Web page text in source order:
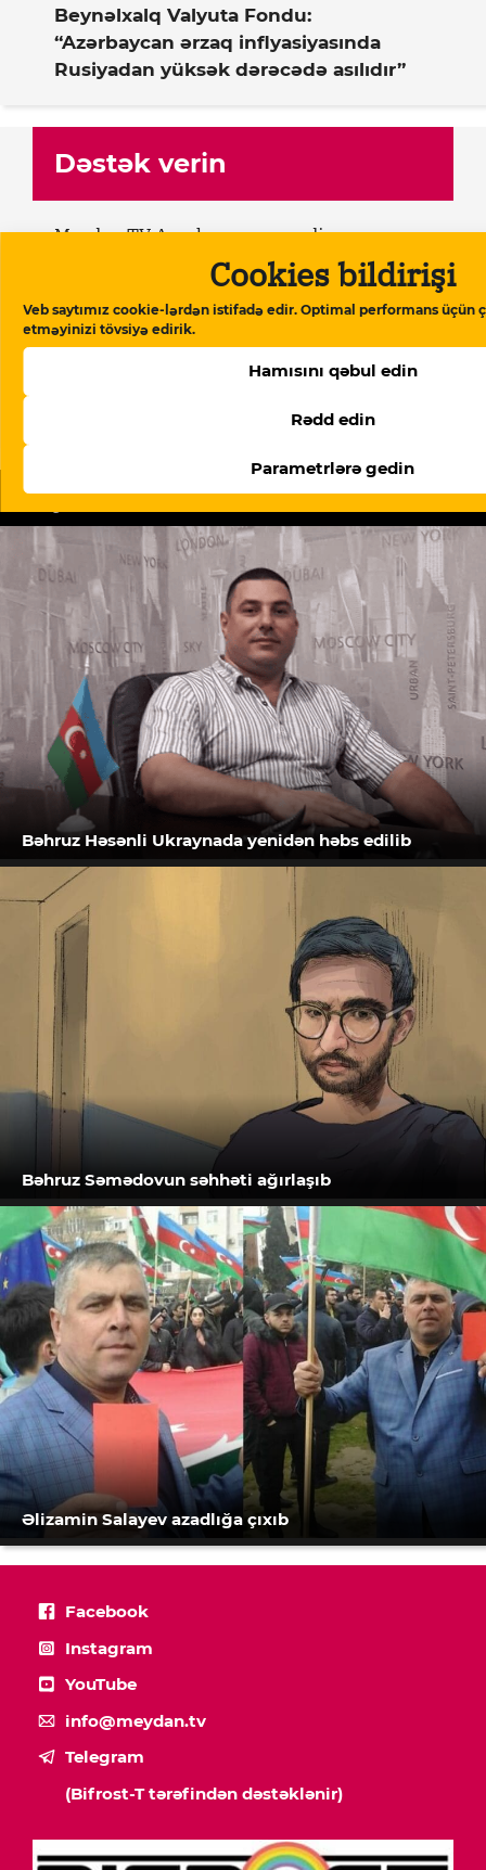
Cookies bildirişi
Veb saytımız cookie-lərdən istifadə edir. Optimal performans üçün
etməyinizi tövsiyə edirik.
Hamısını qəbul edin
Rədd edin
Parametrlərə gedin
Beynəlxalq Valyuta Fondu:
“Azərbaycan ərzaq inflyasiyasında
Rusiyadan yüksək dərəcədə asılıdır”
Dəstək verin
Meydan TV Azərbaycanın media
məkanındakı alternativ səsidir! İşimizin
davamlı olması üçün sizin də köməyinizə
ehtiyacımız var. Meydan TV-yə aylıq və ya
birdəfəlik yardımlarla dəstək olun.
Oxşar məqalələr
Bəhruz Həsənli Ukraynada yenidən həbs edilib
Bəhruz Səmədovun səhhəti ağırlaşıb
Əlizamin Salayev azadlığa çıxıb
Facebook
Instagram
YouTube
info@meydan.tv
Telegram
(Bifrost-T tərəfindən dəstəklənir)